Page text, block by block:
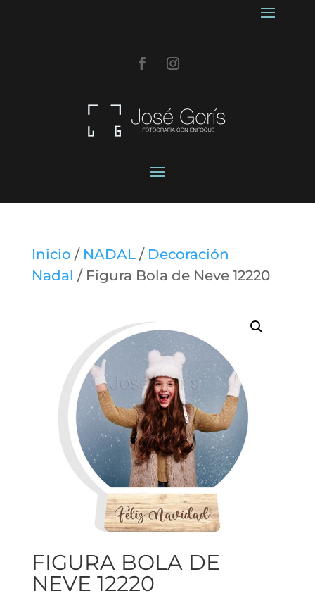
Inicio / NADAL/ Decoración
Nadal / Figura Bola de Neve 12220
FIGURA BOLA DE
NEVE 12220